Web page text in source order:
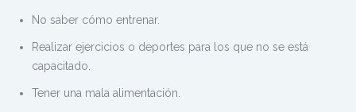
No saber cómo entrenar.
Realizar ejercicios o deportes para los que no se está
capacitado.
Tener una mala alimentación.